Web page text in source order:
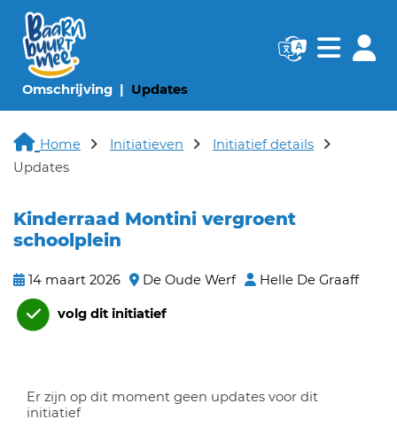
Omschrijving(huidige pagina)
Updates(huidige pagina)
Navigatie
Home Initiatieven
Initiatief details
Updates
Kinderraad Montini vergroent
schoolplein
14 maart 2026 De Oude Werf Helle De Graaff
volg dit initiatief
Er zijn op dit moment geen updates voor dit
initiatief